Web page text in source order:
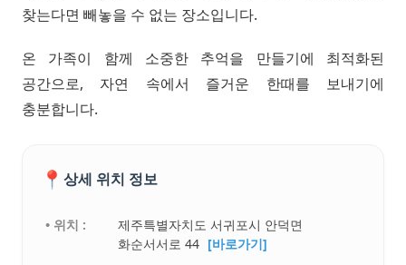
찾는다면 빼놓을 수 없는 장소입니다.
온 가족이 함께 소중한 추억을 만들기에 최적화된
공간으로, 자연 속에서 즐거운 한때를 보내기에
충분합니다.
📍 상세 위치 정보
• 위치 :
제주특별자치도 서귀포시 안덕면
화순서서로 44 [바로가기]